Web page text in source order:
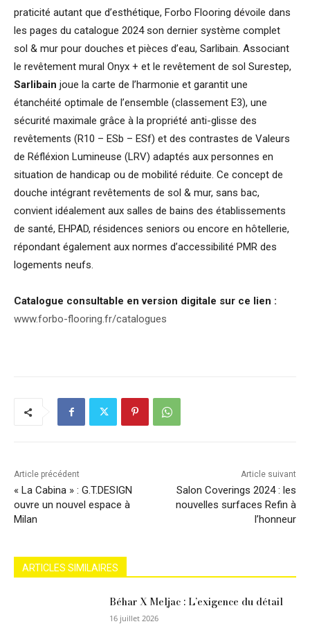
praticité autant que d’esthétique, Forbo Flooring dévoile dans
les pages du catalogue 2024 son dernier système complet
sol & mur pour douches et pièces d’eau, Sarlibain. Associant
le revêtement mural Onyx + et le revêtement de sol Surestep,
Sarlibain joue la carte de l’harmonie et garantit une
étanchéité optimale de l’ensemble (classement E3), une
sécurité maximale grâce à la propriété anti-glisse des
revêtements (R10 – ESb – ESf) et des contrastes de Valeurs
de Réfléxion Lumineuse (LRV) adaptés aux personnes en
situation de handicap ou de mobilité réduite. Ce concept de
douche intégrant revêtements de sol & mur, sans bac,
convient idéalement aux salles de bains des établissements
de santé, EHPAD, résidences seniors ou encore en hôtellerie,
répondant également aux normes d’accessibilité PMR des
logements neufs.
Catalogue consultable en version digitale sur ce lien :
www.forbo-flooring.fr/catalogues
Article précédent
« La Cabina » : G.T.DESIGN
ouvre un nouvel espace à
Milan
Article suivant
Salon Coverings 2024 : les
nouvelles surfaces Refin à
l’honneur
ARTICLES SIMILAIRES
Béhar X Meljac : L’exigence du détail
16 juillet 2026